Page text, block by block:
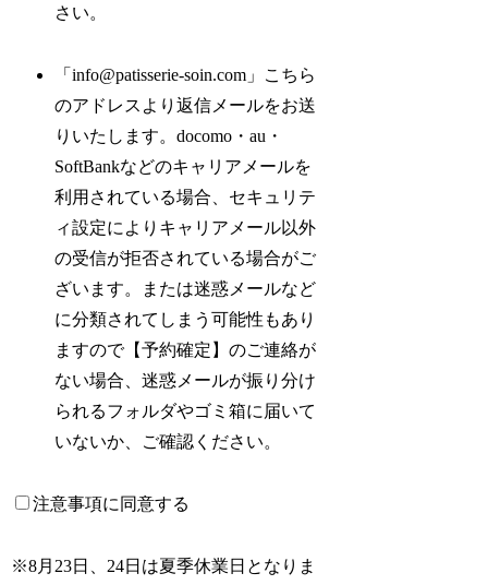
さい。
「info@patisserie-soin.com」こちら
のアドレスより返信メールをお送
りいたします。docomo・au・
SoftBankなどのキャリアメールを
利用されている場合、セキュリテ
ィ設定によりキャリアメール以外
の受信が拒否されている場合がご
ざいます。または迷惑メールなど
に分類されてしまう可能性もあり
ますので【予約確定】のご連絡が
ない場合、迷惑メールが振り分け
られるフォルダやゴミ箱に届いて
いないか、ご確認ください。
注意事項に同意する
※8月23日、24日は夏季休業日となりま